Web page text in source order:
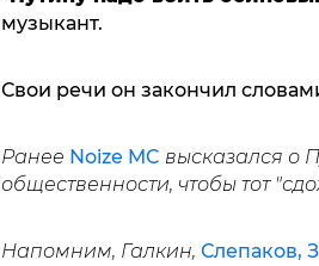
музыкант.
Свои речи он закончил
Ранее Noize MC высказался о
общественности, чтобы тот
Напомним, Галкин, Слепаков,